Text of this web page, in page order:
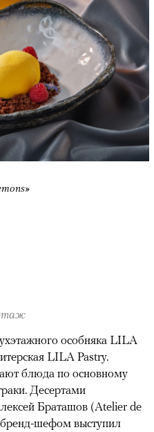
особняка LILA
LILA Pastry.
блюда по основному
Десертами
Браташов (Atelier de
шефом выступил